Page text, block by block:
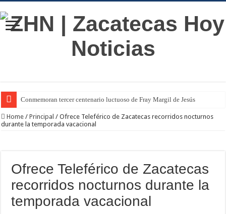
Conmemoran tercer centenario luctuoso de Fray Margil de Jesús
Home / Principal / Ofrece Teleférico de Zacatecas recorridos nocturnos
durante la temporada vacacional
Ofrece Teleférico de Zacatecas
recorridos nocturnos durante la
temporada vacacional